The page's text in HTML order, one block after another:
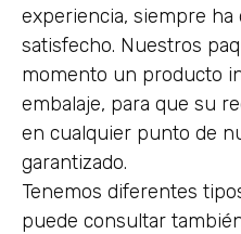
experiencia, siempre ha
satisfecho. Nuestros
momento un producto
embalaje, para que su
en cualquier punto de
garantizado.
Tenemos diferentes
puede consultar